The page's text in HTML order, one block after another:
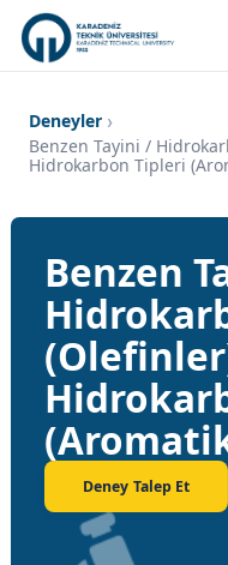
Deneyler
Benzen Tayini /
Hidrokarbon Tipleri
Benzen
Deney Talep Et